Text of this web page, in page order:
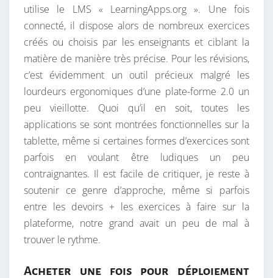
utilise le LMS « LearningApps.org ». Une fois
connecté, il dispose alors de nombreux exercices
créés ou choisis par les enseignants et ciblant la
matière de manière très précise. Pour les révisions,
c’est évidemment un outil précieux malgré les
lourdeurs ergonomiques d’une plate-forme 2.0 un
peu vieillotte. Quoi qu’il en soit, toutes les
applications se sont montrées fonctionnelles sur la
tablette, même si certaines formes d’exercices sont
parfois en voulant être ludiques un peu
contraignantes. Il est facile de critiquer, je reste à
soutenir ce genre d’approche, même si parfois
entre les devoirs + les exercices à faire sur la
plateforme, notre grand avait un peu de mal à
trouver le rythme.
Acheter une fois pour déploiement